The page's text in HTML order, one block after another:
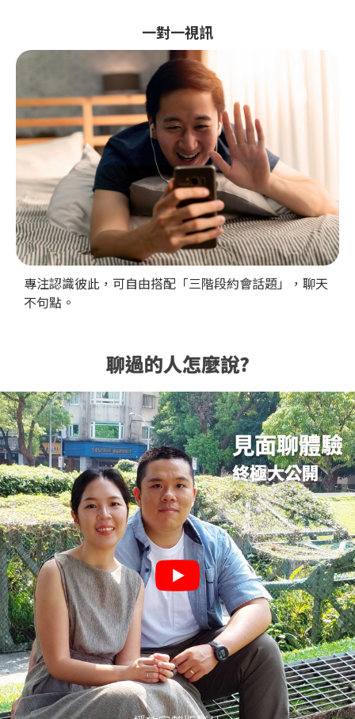
一對一視訊
專注認識彼此，可自由搭配「三階段約會話題」，聊天
不句點。
聊過的人怎麼說?
見面聊體驗
終極大公開